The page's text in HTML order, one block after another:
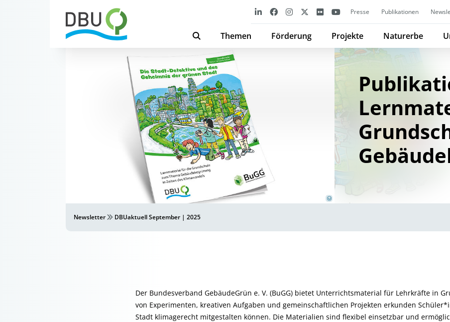
Presse Publikationen
Themen Förderung Projekte Naturerbe
©
Newsletter DBUaktuell September | 2025
Der Bundesverband GebäudeGrün e. V. (BuGG) bietet Unterrichtsmaterial für Lehrkräfte in
von Experimenten, kreativen Aufgaben und gemeinschaftlichen Projekten erkunden
Stadt klimagerecht mitgestalten können. Die Materialien sind flexibel einsetzbar und